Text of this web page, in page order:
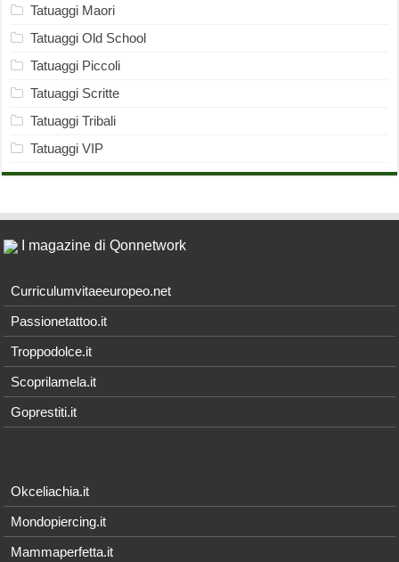
Tatuaggi Maori
Tatuaggi Old School
Tatuaggi Piccoli
Tatuaggi Scritte
Tatuaggi Tribali
Tatuaggi VIP
I magazine di Qonnetwork
Curriculumvitaeeuropeo.net
Passionetattoo.it
Troppodolce.it
Scoprilamela.it
Goprestiti.it
Okceliachia.it
Mondopiercing.it
Mammaperfetta.it